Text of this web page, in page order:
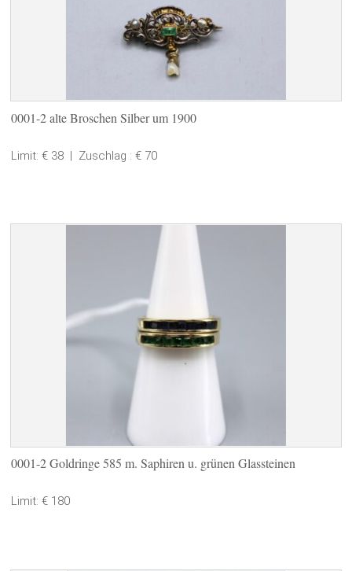
0001-2 alte Broschen Silber um 1900
Limit: € 38 | Zuschlag : € 70
0001-2 Goldringe 585 m. Saphiren u. grünen Glassteinen
Limit: € 180